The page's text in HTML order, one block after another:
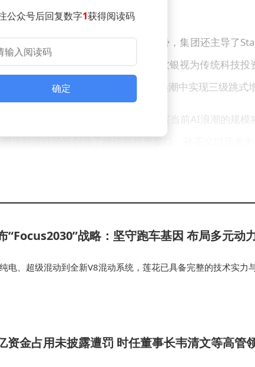
平台转型。除了Arm的芯片设计优势，集团还主导了
心。这种战略转型使投资者不再将软银视为传统科技投
利好因素叠加下，公司股价在AI热潮中实现三级跳式增
展现出对AI产业的强烈信心。他直言当前AI浪潮的规模
这种波动恰恰创造了绝佳的投资窗口。孙正义以历史为
为下一个万亿级市场。他透露软银正通过多重路径布局
施，创下欧洲单笔最大投资纪录；去年以54亿美元收
公司更计划通过自主机器人技术革新数据中心运营模
。软银近期在机器人领域的系列收购，特别是对ABB机
公众号后回复数字1获得阅读码
确定
“Focus2030”战略：坚守跑车基因 布局多元动
电、超级混动到全新V8混动系统，莲花已具备完整的技术实力
完整的技术实力与产品布局，为全…
资金占用未披露遭罚 时任董事长韦清文等高管